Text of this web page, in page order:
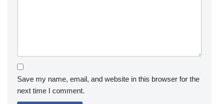
Save my name, email, and website in this browser for the
next time I comment.